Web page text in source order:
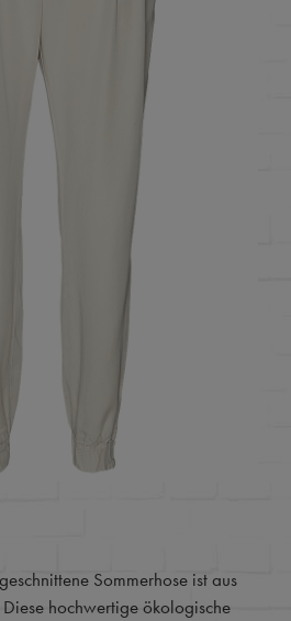
Sommerhose ist aus
hochwertige ökologische